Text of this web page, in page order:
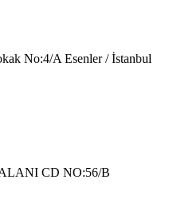
No:4/A Esenler / İstanbul
CD NO:56/B